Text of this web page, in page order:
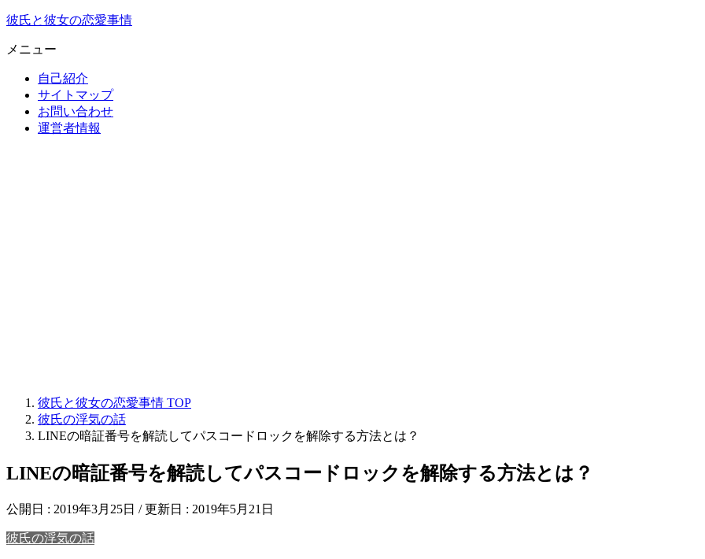
彼氏と彼女の恋愛事情
メニュー
自己紹介
サイトマップ
お問い合わせ
運営者情報
彼氏と彼女の恋愛事情 TOP
彼氏の浮気の話
LINEの暗証番号を解読してパスコードロックを解除する方法とは？
LINEの暗証番号を解読してパスコードロックを解除する方法とは？
公開日 : 2019年3月25日 / 更新日 : 2019年5月21日
彼氏の浮気の話